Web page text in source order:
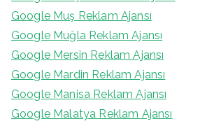
Google Muş Reklam Ajansı
Google Muğla Reklam Ajansı
Google Mersin Reklam Ajansı
Google Mardin Reklam Ajansı
Google Manisa Reklam Ajansı
Google Malatya Reklam Ajansı